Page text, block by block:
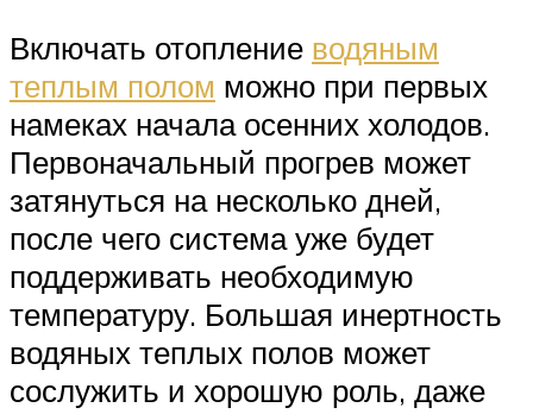
Включать отопление водяным
теплым полом можно при первых
намеках начала осенних холодов.
Первоначальный прогрев может
затянуться на несколько дней,
после чего система уже будет
поддерживать необходимую
температуру. Большая инертность
водяных теплых полов может
сослужить и хорошую роль, даже